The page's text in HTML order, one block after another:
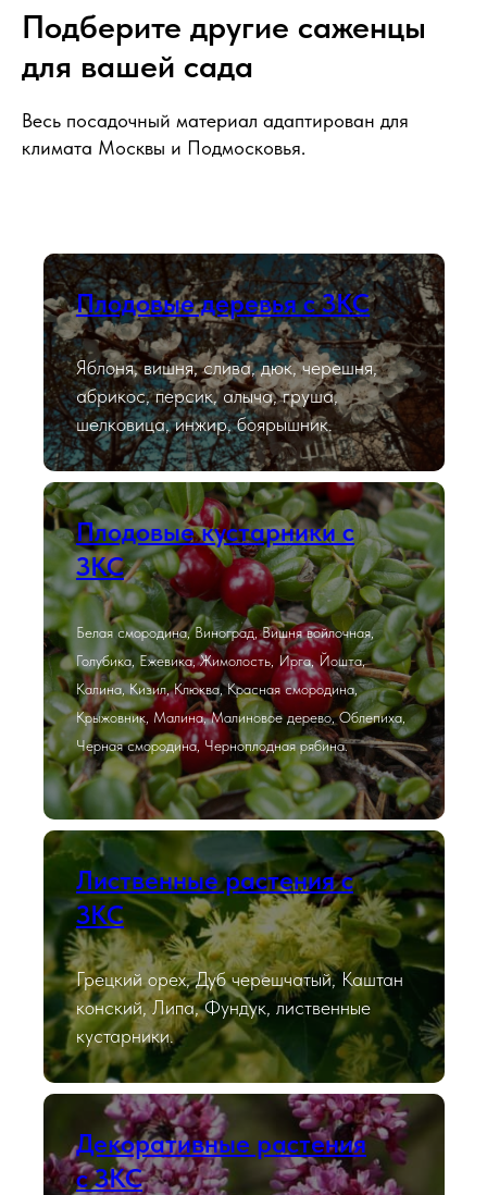
Подберите другие саженцы
для вашей сада
Весь посадочный материал адаптирован для
климата Москвы и Подмосковья.
Плодовые деревья с ЗКС
Яблоня, вишня, слива, дюк, черешня,
абрикос, персик, алыча, груша,
шелковица, инжир, боярышник.
Плодовые кустарники с
ЗКС
Белая смородина, Виноград, Вишня войлочная,
Голубика, Ежевика, Жимолость, Ирга, Йошта,
Калина, Кизил, Клюква, Красная смородина,
Крыжовник, Малина, Малиновое дерево, Облепиха,
Черная смородина, Черноплодная рябина.
Лиственные растения с
ЗКС
Грецкий орех, Дуб черешчатый, Каштан
конский, Липа, Фундук, лиственные
кустарники.
Декоративные растения
с ЗКС